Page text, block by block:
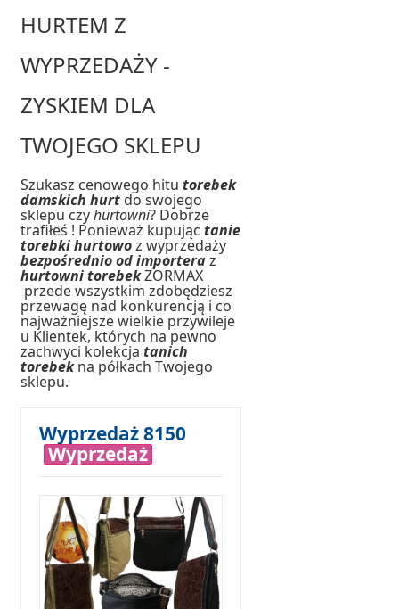
HURTEM Z
WYPRZEDAŻY -
ZYSKIEM DLA
TWOJEGO SKLEPU
Szukasz cenowego hitutorebek
damskich hurt do swojego
sklepu czyhurtowni? Dobrze
trafiłeś ! Ponieważ kupująctanie
torebki hurtowoz wyprzedaży
bezpośrednio od importeraz
hurtowni torebekZORMAX
przede wszystkim zdobędziesz
przewagę nad konkurencją i co
najważniejsze wielkie przywileje
u Klientek, których na pewno
zachwyci kolekcja tanich
torebekna półkach Twojego
sklepu.
Wyprzedaż 8150
Wyprzedaż